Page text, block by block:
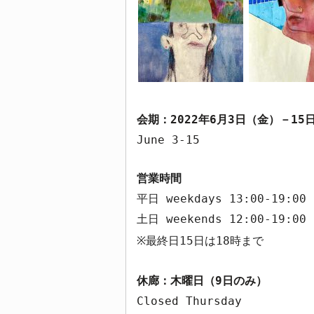
会期： 2022年6月 3 日（金）－ 15
June 3-15
営業時間
平日 weekdays 13:00-19:00
土日 weekends 12:00-19:00
※最終日 15日は18時まで
休廊：木曜日（9 日のみ）
Closed Thursday